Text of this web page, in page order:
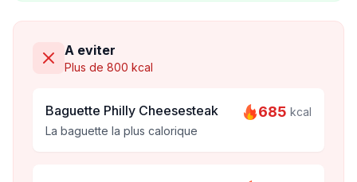
A eviter
Plus de 800 kcal
Baguette Philly Cheesesteak
La baguette la plus calorique
685 kcal